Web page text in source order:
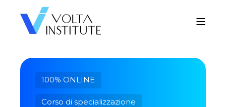
100% ONLINE
Corso di specializzazione